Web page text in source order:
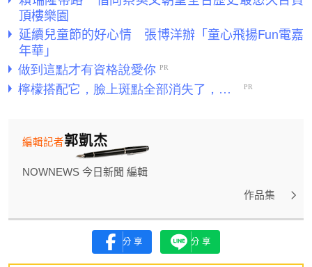
頂樓樂園
延續兒童節的好心情 張博洋辦「童心飛揚Fun電嘉
年華」
郭凱杰
編輯記者
NOWNEWS 今日新聞 編輯
作品集
分享 分享